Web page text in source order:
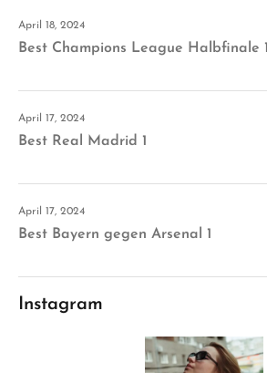
April 18, 2024
Best Champions League Halbfinale 1
April 17, 2024
Best Real Madrid 1
April 17, 2024
Best Bayern gegen Arsenal 1
Instagram